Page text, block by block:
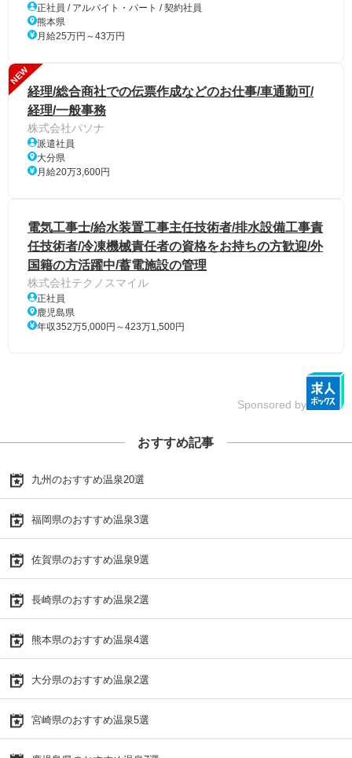
正社員 / アルバイト・パート / 契約社員
熊本県
月給25万円～43万円
NEW
経理/総合商社での伝票作成などのお仕事/車通勤可/
経理/一般事務
株式会社パソナ
派遣社員
大分県
月給20万3,600円
電気工事士/給水装置工事主任技術者/排水設備工事責
任技術者/冷凍機械責任者の資格をお持ちの方歓迎/外
国籍の方活躍中/蓄電施設の管理
株式会社テクノスマイル
正社員
鹿児島県
年収352万5,000円～423万1,500円
Sponsored by
おすすめ記事
九州のおすすめ温泉20選
福岡県のおすすめ温泉3選
佐賀県のおすすめ温泉9選
長崎県のおすすめ温泉2選
熊本県のおすすめ温泉4選
大分県のおすすめ温泉2選
宮崎県のおすすめ温泉5選